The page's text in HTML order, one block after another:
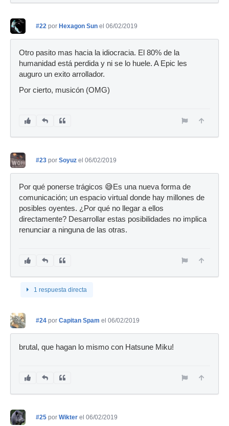
#22 por Hexagon Sun el 06/02/2019
Otro pasito mas hacia la idiocracia. El 80% de la
humanidad está perdida y ni se lo huele. A Epic les
auguro un exito arrollador.
Por cierto, musicón (OMG)
#23 por Soyuz el 06/02/2019
Por qué ponerse trágicos 😅Es una nueva forma de
comunicación; un espacio virtual donde hay millones de
posibles oyentes. ¿Por qué no llegar a ellos
directamente? Desarrollar estas posibilidades no implica
renunciar a ninguna de las otras.
1 respuesta directa
#24 por Capitan Spam el 06/02/2019
brutal, que hagan lo mismo con Hatsune Miku!
#25 por Wikter el 06/02/2019